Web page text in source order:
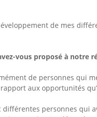
de mes
vous proposé à notre
de personnes qui
aux opportunités
différentes personnes qui